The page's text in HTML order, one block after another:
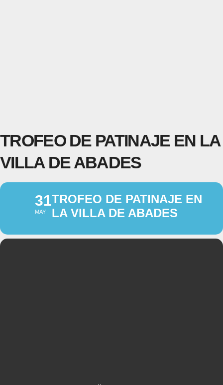
TROFEO DE PATINAJE EN LA
VILLA DE ABADES
31
MAY
TROFEO DE PATINAJE EN
LA VILLA DE ABADES